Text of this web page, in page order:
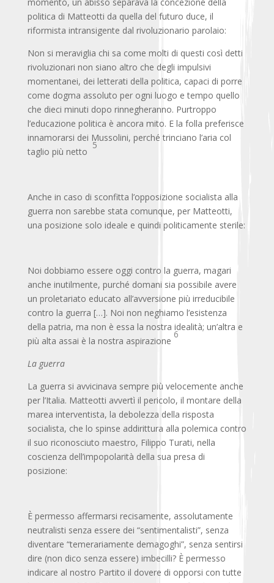
politica di Matteotti da quella del futuro duce, il
riformista intransigente dal rivoluzionario parolaio:
Non si meraviglia chi sa come molti di questi così detti
rivoluzionari non siano altro che degli impulsivi
momentanei, dei letterati della politica, capaci di porre
come dogma assoluto per ogni luogo e tempo quello
che dieci minuti dopo rinnegheranno. Purtroppo
l’educazione politica è ancora mito. E la folla preferisce
innamorarsi dei Mussolini, perché trinciano l’aria col
taglio più netto
5
Anche in caso di sconfitta l’opposizione socialista alla
guerra non sarebbe stata comunque, per Matteotti,
una posizione solo ideale e quindi politicamente sterile:
Noi dobbiamo essere oggi contro la guerra, magari
anche inutilmente, purché domani sia possibile avere
un proletariato educato all’avversione più irreducibile
contro la guerra […]. Noi non neghiamo l’esistenza
della patria, ma non è essa la nostra idealità; un’altra e
più alta assai è la nostra aspirazione
6
La guerra
La guerra si avvicinava sempre più velocemente anche
per l’Italia. Matteotti avvertì il pericolo, il montare della
marea interventista, la debolezza della risposta
socialista, che lo spinse addirittura alla polemica contro
il suo riconosciuto maestro, Filippo Turati, nella
coscienza dell’impopolarità della sua presa di
posizione:
È permesso affermarsi recisamente, assolutamente
neutralisti senza essere dei “sentimentalisti”, senza
diventare “temerariamente demagoghi”, senza sentirsi
dire (non dico senza essere) imbecilli? È permesso
indicare al nostro Partito il dovere di opporsi con tutte